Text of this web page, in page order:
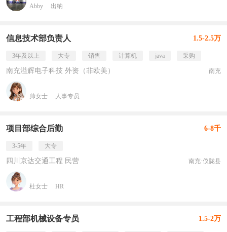
Abby 出纳
信息技术部负责人 1.5-2.5万
3年及以上 大专 销售 计算机 java 采购
南充溢辉电子科技 外资（非欧美） 南充
帅女士 人事专员
项目部综合后勤 6-8千
3-5年 大专
四川京达交通工程 民营 南充·仪陇县
杜女士 HR
工程部机械设备专员 1.5-2万